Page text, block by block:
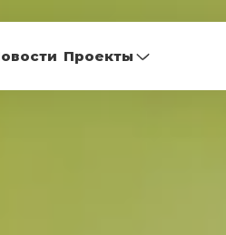
Проекты